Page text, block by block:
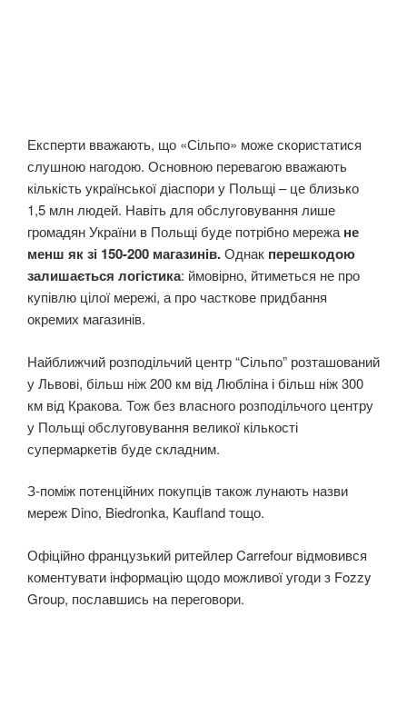
Експерти вважають, що «Сільпо» може скористатися
слушною нагодою. Основною перевагою вважають
кількість української діаспори у Польщі – це близько
1,5 млн людей. Навіть для обслуговування лише
громадян України в Польщі буде потрібно мережане
менш як зі 150-200 магазинів.Однак перешкодою
залишається логістика: ймовірно, йтиметься не про
купівлю цілої мережі, а про часткове придбання
окремих магазинів.
Найближчий розподільчий центр “Сільпо” розташований
у Львові, більш ніж 200 км від Любліна і більш ніж 300
км від Кракова. Тож без власного розподільчого центру
у Польщі обслуговування великої кількості
супермаркетів буде складним.
З-поміж потенційних покупців також лунають назви
мереж Dino, Biedronka, Kaufland тощо.
Офіційно французький ритейлер Carrefour відмовився
коментувати інформацію щодо можливої угоди з Fozzy
Group, пославшись на переговори.